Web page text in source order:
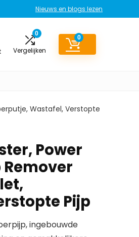
Nieuws en blogs lezen
0
Vergelijken
0
Wastafel, Verstopte
Power
Pijp
ingebouwde